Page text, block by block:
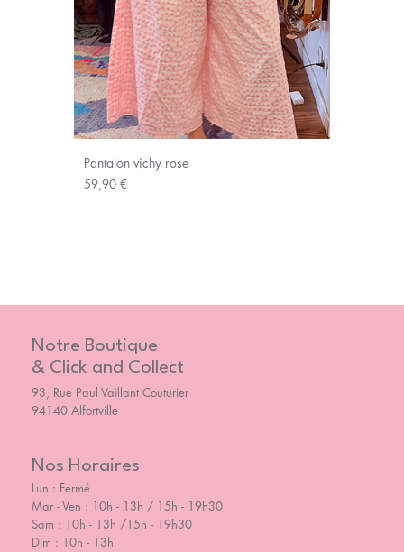
Pantalon vichy rose
Prix
59,90 €
Notre Boutique
& Click and Collect
93, Rue Paul Vaillant Couturier
94140 Alfortville
Nos Horaires
Lun : Fermé
Mar - Ven : 10h - 13h / 15h - 19h30
Sam : 10h - 13h /15h - 19h30
Dim : 10h - 13h